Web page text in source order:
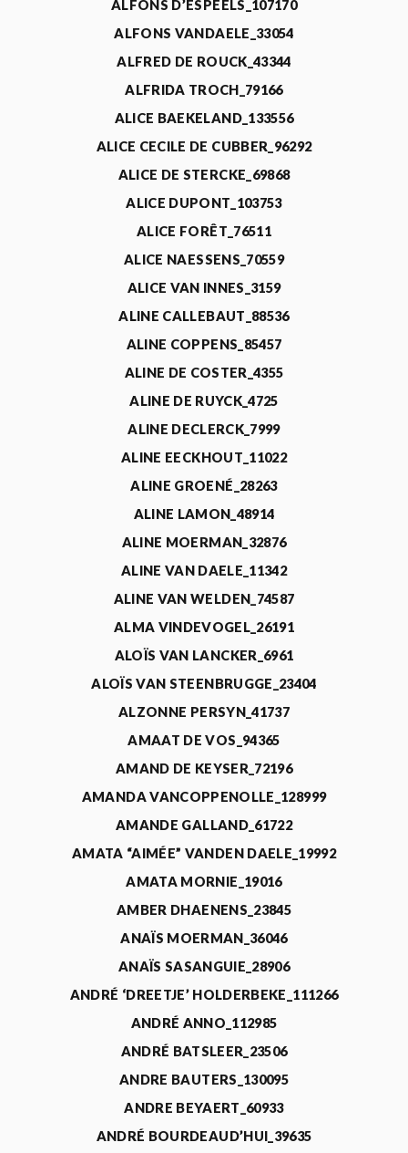
ALFONS D’ESPEELS_107170
ALFONS VANDAELE_33054
ALFRED DE ROUCK_43344
ALFRIDA TROCH_79166
ALICE BAEKELAND_133556
ALICE CECILE DE CUBBER_96292
ALICE DE STERCKE_69868
ALICE DUPONT_103753
ALICE FORÊT_76511
ALICE NAESSENS_70559
ALICE VAN INNES_3159
ALINE CALLEBAUT_88536
ALINE COPPENS_85457
ALINE DE COSTER_4355
ALINE DE RUYCK_4725
ALINE DECLERCK_7999
ALINE EECKHOUT_11022
ALINE GROENÉ_28263
ALINE LAMON_48914
ALINE MOERMAN_32876
ALINE VAN DAELE_11342
ALINE VAN WELDEN_74587
ALMA VINDEVOGEL_26191
ALOÏS VAN LANCKER_6961
ALOÏS VAN STEENBRUGGE_23404
ALZONNE PERSYN_41737
AMAAT DE VOS_94365
AMAND DE KEYSER_72196
AMANDA VANCOPPENOLLE_128999
AMANDE GALLAND_61722
AMATA “AIMÉE” VANDEN DAELE_19992
AMATA MORNIE_19016
AMBER DHAENENS_23845
ANAÏS MOERMAN_36046
ANAÏS SASANGUIE_28906
ANDRÉ ‘DREETJE’ HOLDERBEKE_111266
ANDRÉ ANNO_112985
ANDRÉ BATSLEER_23506
ANDRE BAUTERS_130095
ANDRE BEYAERT_60933
ANDRÉ BOURDEAUD’HUI_39635